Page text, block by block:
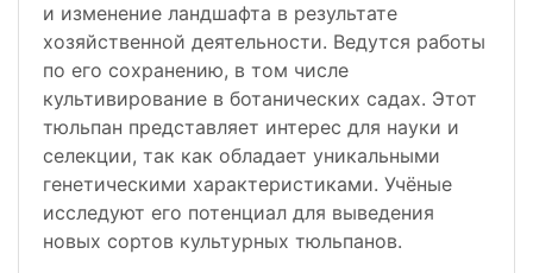
и изменение ландшафта в результате
хозяйственной деятельности. Ведутся работы
по его сохранению, в том числе
культивирование в ботанических садах. Этот
тюльпан представляет интерес для науки и
селекции, так как обладает уникальными
генетическими характеристиками. Учёные
исследуют его потенциал для выведения
новых сортов культурных тюльпанов.